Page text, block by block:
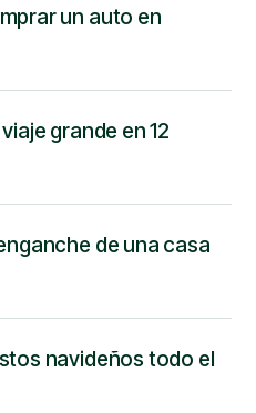
un auto en
grande en 12
de una casa
navideños todo el